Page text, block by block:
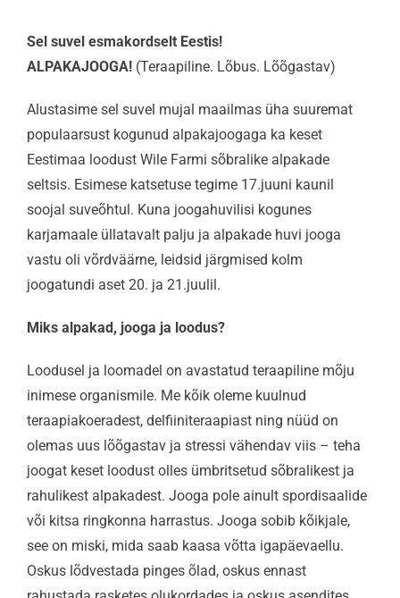
Sel suvel esmakordselt Eestis!
ALPAKAJOOGA! (Teraapiline. Lõbus. Lõõgastav)
Alustasime sel suvel mujal maailmas üha suuremat
populaarsust kogunud alpakajoogaga ka keset
Eestimaa loodust Wile Farmi sõbralike alpakade
seltsis. Esimese katsetuse tegime 17.juuni kaunil
soojal suveõhtul. Kuna joogahuvilisi kogunes
karjamaale üllatavalt palju ja alpakade huvi jooga
vastu oli võrdväärne, leidsid järgmised kolm
joogatundi aset 20. ja 21.juulil.
Miks alpakad, jooga ja loodus?
Loodusel ja loomadel on avastatud teraapiline mõju
inimese organismile. Me kõik oleme kuulnud
teraapiakoeradest, delfiiniteraapiast ning nüüd on
olemas uus lõõgastav ja stressi vähendav viis – teha
joogat keset loodust olles ümbritsetud sõbralikest ja
rahulikest alpakadest. Jooga pole ainult spordisaalide
või kitsa ringkonna harrastus. Jooga sobib kõikjale,
see on miski, mida saab kaasa võtta igapäevaellu.
Oskus lõdvestada pinges õlad, oskus ennast